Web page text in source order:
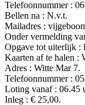
Telefoonnummer :
Bellen na : N.v.t.
Mailadres :
Onder vermelding
Opgave tot uiterlijk :
Kaarten af te halen :
Adres : Witte Mar 7.
Telefoonnummer :
Loting vanaf : 06.45
Inleg : € 25,00.